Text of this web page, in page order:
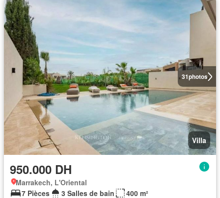
31photos
Villa
950.000 DH
Marrakech, L'Oriental
7 Pièces
3 Salles de bain
400 m²